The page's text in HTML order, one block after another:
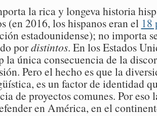
la rica y longeva historia
(en 2016, los hispanos eran el 18
estadounidense); no importa
pordistintos. En los Estados
la única consecuencia de la
Pero el hecho es que la
es un factor de identidad
de proyectos comunes. Por eso
en América, en el